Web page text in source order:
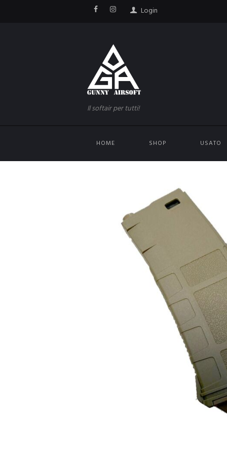
Login
Il softair per tutti!
HOME SHOP USATO